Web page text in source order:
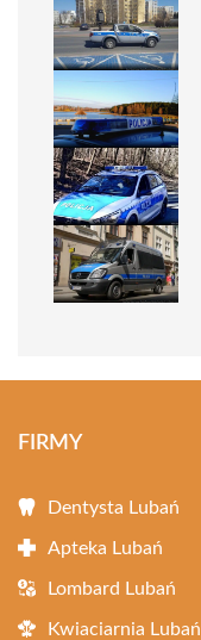
FIRMY
Dentysta Lubań
Apteka Lubań
Lombard Lubań
Kwiaciarnia Lubań